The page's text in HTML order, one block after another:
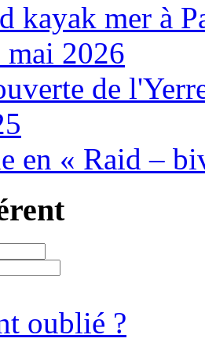
kayak mer à
2026
de
en « Raid –
oublié ?